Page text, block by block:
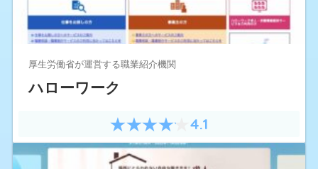
厚生労働省が運営する職業紹介機関
ハローワーク
4.1